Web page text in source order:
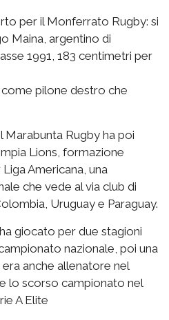
per il Monferrato Rugby: si
Maina, argentino di
1991, 183 centimetri per
pilone destro che
Marabunta Rugby ha poi
Lions, formazione
Americana, una
che vede al via club di
Uruguay e Paraguay.
giocato per due stagioni
nazionale, poi una
anche allenatore nel
lo scorso campionato nel
A Elite